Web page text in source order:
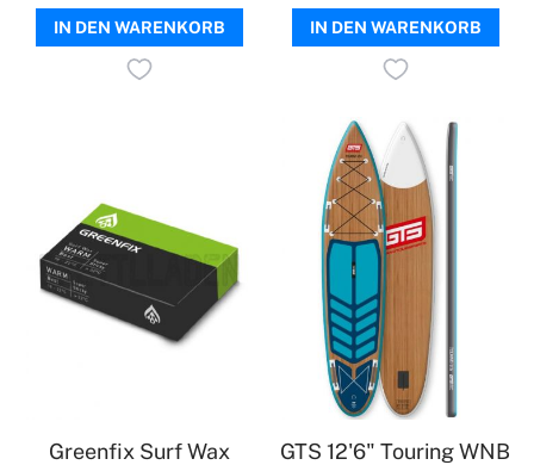
IN DEN WARENKORB IN DEN WARENKORB
Greenfix Surf Wax
GTS 12'6" Touring WNB